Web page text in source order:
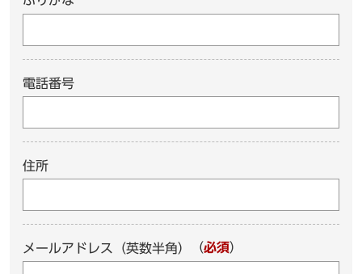
電話番号
住所
メールアドレス（英数半角） （必須）